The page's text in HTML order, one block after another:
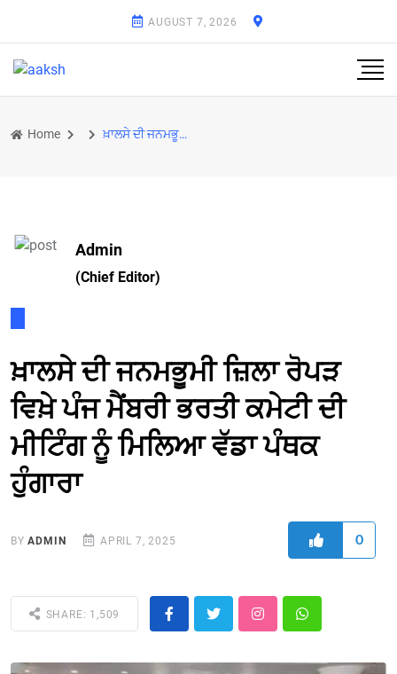
AUGUST 7, 2026
Home ਖ਼ਾਲਸੇ ਦੀ ਜਨਮਭੂਮੀ ਜ਼ਿਲਾ ਰੋਪੜ ਵਿਖ਼ੇ ਪੰਜ ਮੈਂਬਰੀ ਭਰਤੀ ਕਮੇਟੀ ਦੀ ਮੀਟਿੰਗ ਨੂੰ ਮਿਲਿਆ ਵੱਡਾ ਪੰਥਕ ਹੁੰਗਾਰਾ
Admin
(Chief Editor)
ਖ਼ਾਲਸੇ ਦੀ ਜਨਮਭੂਮੀ ਜ਼ਿਲਾ ਰੋਪੜ
ਵਿਖ਼ੇ ਪੰਜ ਮੈਂਬਰੀ ਭਰਤੀ ਕਮੇਟੀ ਦੀ
ਮੀਟਿੰਗ ਨੂੰ ਮਿਲਿਆ ਵੱਡਾ ਪੰਥਕ
ਹੁੰਗਾਰਾ
BYADMIN APRIL 7, 2025 0
SHARE: 1,509